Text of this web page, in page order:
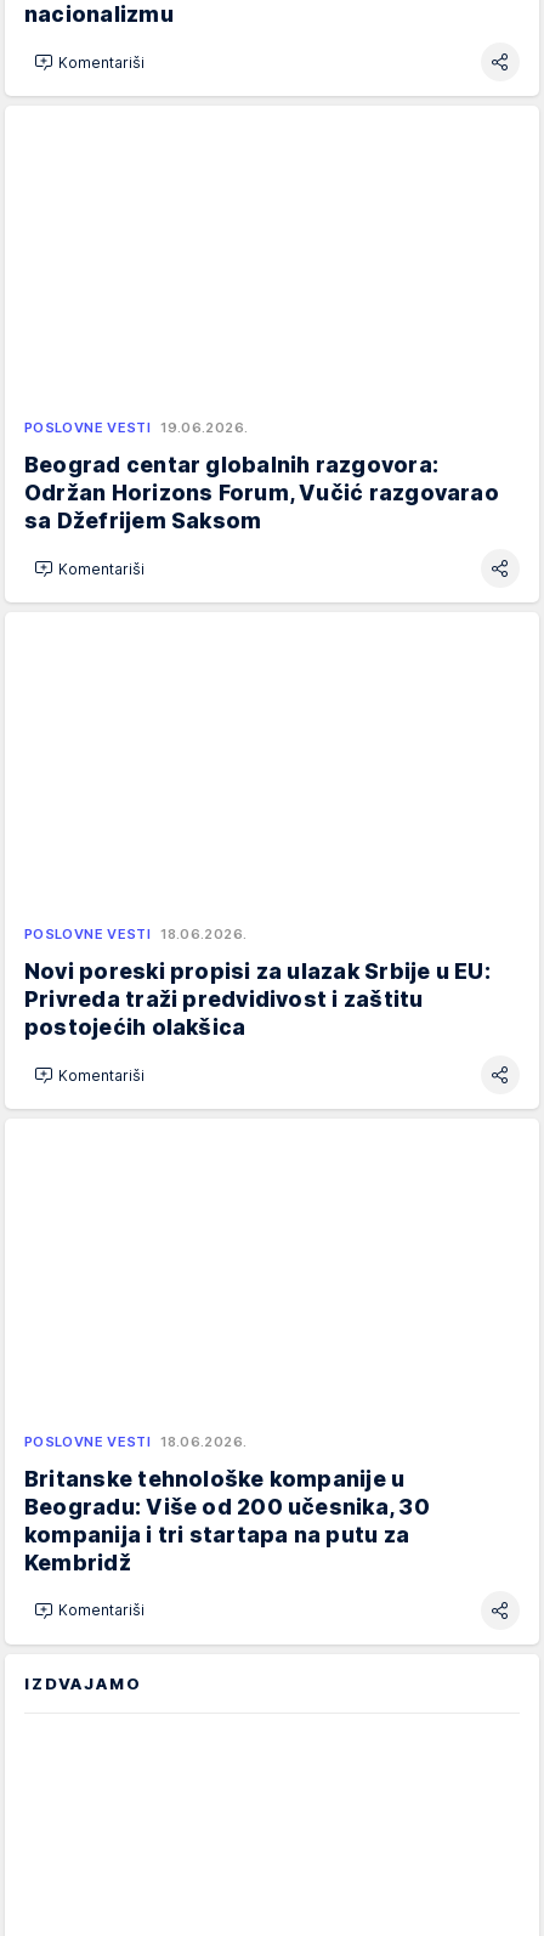
nacionalizmu
Komentariši
POSLOVNE VESTI 19.06.2026.
Beograd centar globalnih razgovora:
Održan Horizons Forum, Vučić razgovarao
sa Džefrijem Saksom
Komentariši
POSLOVNE VESTI 18.06.2026.
Novi poreski propisi za ulazak Srbije u EU:
Privreda traži predvidivost i zaštitu
postojećih olakšica
Komentariši
POSLOVNE VESTI 18.06.2026.
Britanske tehnološke kompanije u
Beogradu: Više od 200 učesnika, 30
kompanija i tri startapa na putu za
Kembridž
Komentariši
IZDVAJAMO